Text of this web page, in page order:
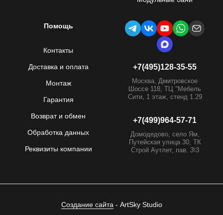
Помощь
Контакты
Доставка и оплата
Монтаж
Гарантия
Возврат и обмен
Обработка данных
Реквизиты компании
+7(495)128-35-55
Москва, Дмитровское
Шоссе 118, ТЦ "Мебель
Сити, 1 этаж, стенд 1.29
+7(499)964-57-71
Домодедово, село Ям,
Путейская улица 30, ТК
Строй Аутлет, пав. 3\3
Создание сайта - ArtSky Studio